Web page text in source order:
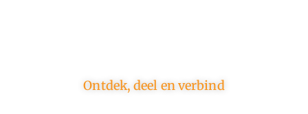
Ontdek, deel en verbind